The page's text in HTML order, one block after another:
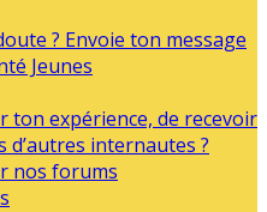
? Envoie ton message
Jeunes
ton expérience, de recevoir
d’autres internautes ?
nos forums